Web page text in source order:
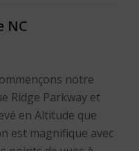
NC
notre
Ridge Parkway et
en Altitude que
est magnifique avec